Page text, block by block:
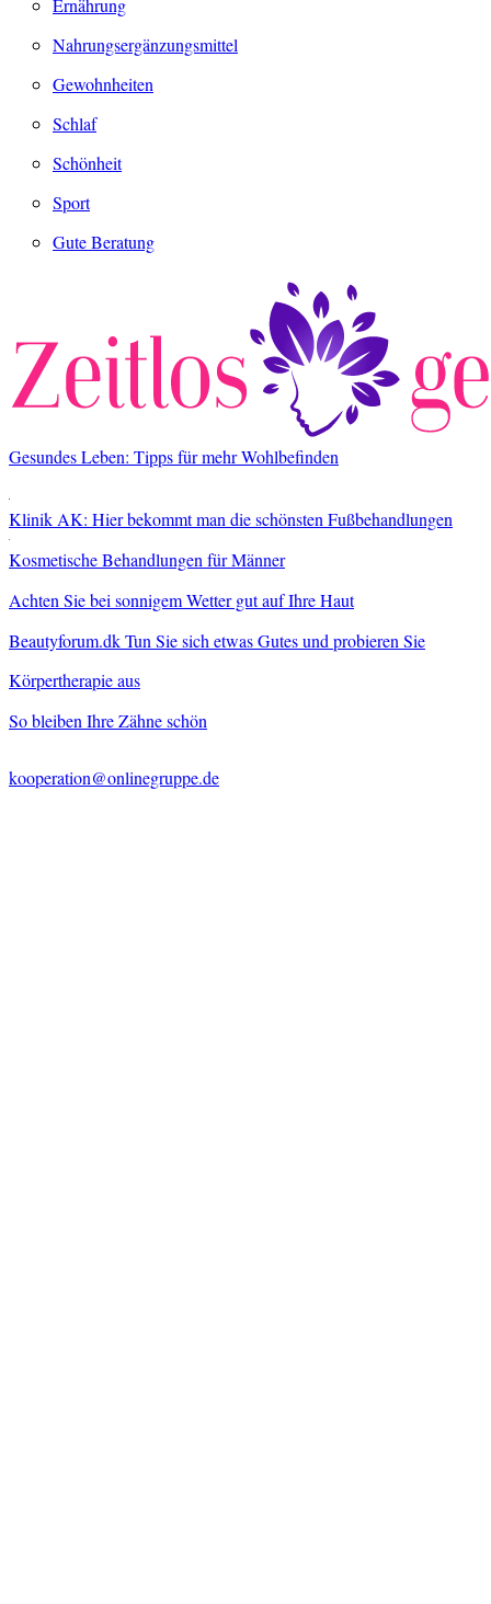
Ernährung
Nahrungsergänzungsmittel
Gewohnheiten
Schlaf
Schönheit
Sport
Gute Beratung
Gesundes Leben: Tipps für mehr Wohlbefinden
Klinik AK: Hier bekommt man die schönsten Fußbehandlungen
Kosmetische Behandlungen für Männer
Achten Sie bei sonnigem Wetter gut auf Ihre Haut
Beautyforum.dk Tun Sie sich etwas Gutes und probieren Sie
Körpertherapie aus
So bleiben Ihre Zähne schön
kooperation@onlinegruppe.de